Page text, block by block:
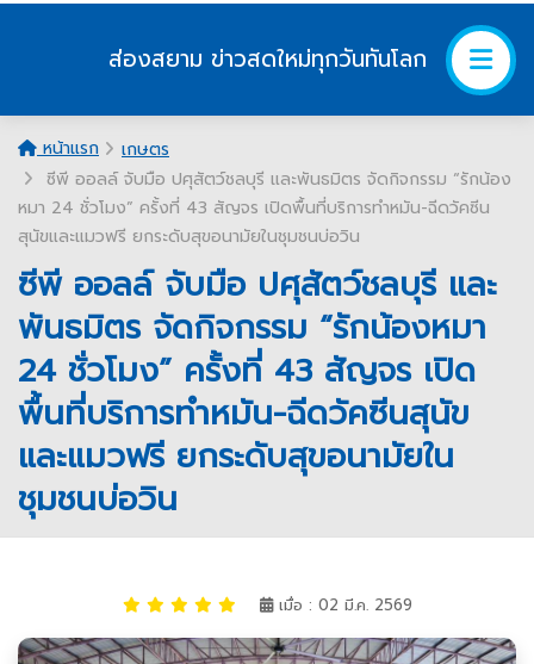
ส่องสยาม ข่าวสดใหม่ทุกวันทันโลก
หน้าแรก
เกษตร
ซีพี ออลล์ จับมือ ปศุสัตว์ชลบุรี และพันธมิตร จัดกิจกรรม “รักน้อง
หมา 24 ชั่วโมง” ครั้งที่ 43 สัญจร เปิดพื้นที่บริการทำหมัน-ฉีดวัคซีน
สุนัขและแมวฟรี ยกระดับสุขอนามัยในชุมชนบ่อวิน
ซีพี ออลล์ จับมือ ปศุสัตว์ชลบุรี และ
พันธมิตร จัดกิจกรรม “รักน้องหมา
24 ชั่วโมง” ครั้งที่ 43 สัญจร เปิด
พื้นที่บริการทำหมัน-ฉีดวัคซีนสุนัข
และแมวฟรี ยกระดับสุขอนามัยใน
ชุมชนบ่อวิน
เมื่อ : 02 มี.ค. 2569